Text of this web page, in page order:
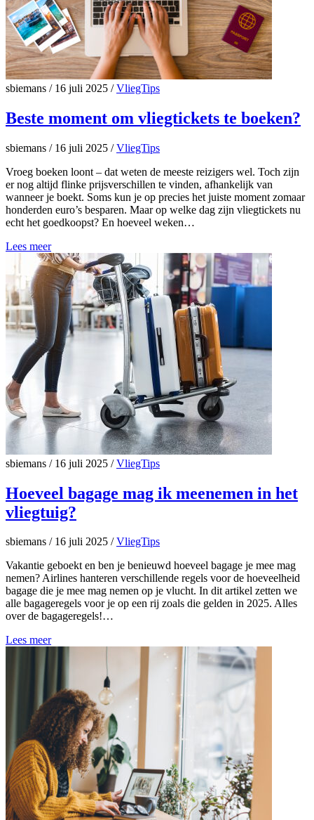
sbiemans /16 juli 2025 / VliegTips
Beste moment om vliegtickets te boeken?
sbiemans /16 juli 2025 / VliegTips
Vroeg boeken loont – dat weten de meeste reizigers wel. Toch zijn
er nog altijd flinke prijsverschillen te vinden, afhankelijk van
wanneer je boekt. Soms kun je op precies het juiste moment zomaar
honderden euro’s besparen. Maar op welke dag zijn vliegtickets nu
echt het goedkoopst? En hoeveel weken…
Lees meer
sbiemans /16 juli 2025 / VliegTips
Hoeveel bagage mag ik meenemen in het
vliegtuig?
sbiemans /16 juli 2025 / VliegTips
Vakantie geboekt en ben je benieuwd hoeveel bagage je mee mag
nemen? Airlines hanteren verschillende regels voor de hoeveelheid
bagage die je mee mag nemen op je vlucht. In dit artikel zetten we
alle bagageregels voor je op een rij zoals die gelden in 2025. Alles
over de bagageregels!…
Lees meer